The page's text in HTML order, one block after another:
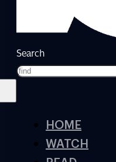
Search
HOME
WATCH